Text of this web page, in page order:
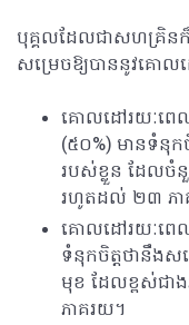
បុគ្គលដែលជាសហគ្រិនក៏
សម្រេចឱ្យបាននូវគោ
គោលដៅរយៈពេ
(៥០%) មានទំនុក
របស់ខ្លួន ដែលចំ
រហូតដល់ ២៣ ភា
គោលដៅរយៈពេល
ទំនុកចិត្តថានឹងស
មុខ ដែលខ្ពស់ជា
ភាគរយ។